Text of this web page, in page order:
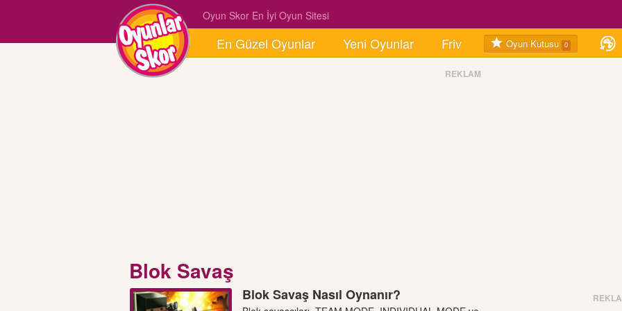
En Güzel Oyunlar Yeni Oyunlar Friv Oyun Kutusu 0
Oyun Skor En İyi Oyun Sitesi
REKLAM
Blok Savaş
Blok Savaş Nasıl Oynanır?